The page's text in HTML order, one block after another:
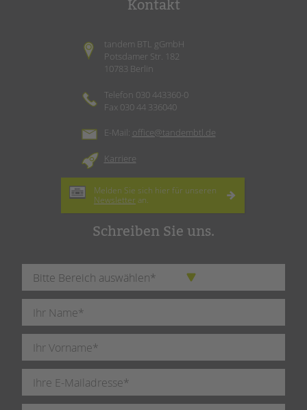
Kontakt
tandem BTL gGmbH
Potsdamer Str. 182
10783 Berlin
Telefon 030 443360-0
Fax 030 44 336040
E-Mail: office@tandembtl.de
Karriere
Melden Sie sich hier für unseren
Newsletter an.
Schreiben Sie uns.